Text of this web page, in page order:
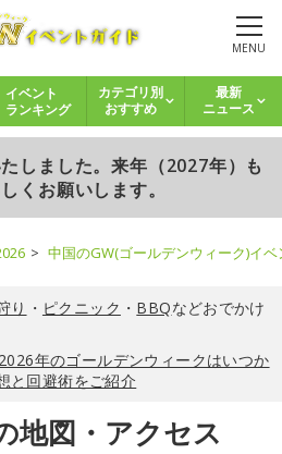
MENU
イベント
ランキング
カテゴリ別
おすすめ
最新
ニュース
しました。来年（2027年）も
くお願いします。
中国のGW(ゴールデンウィーク)イ
り ・ ピクニック ・ BBQなどおでかけ
年のゴールデンウィークはいつか
と回避術をご紹介
地図・アクセス